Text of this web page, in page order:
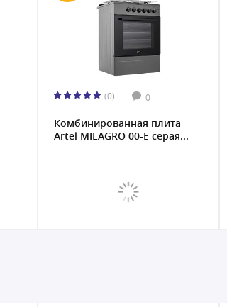
(0) 0
Комбинированная плита
Artel MILAGRO 00-E серая...